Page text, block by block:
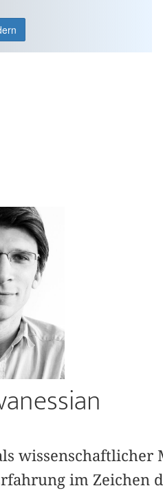
wissenschaftlicher
im Zeichen